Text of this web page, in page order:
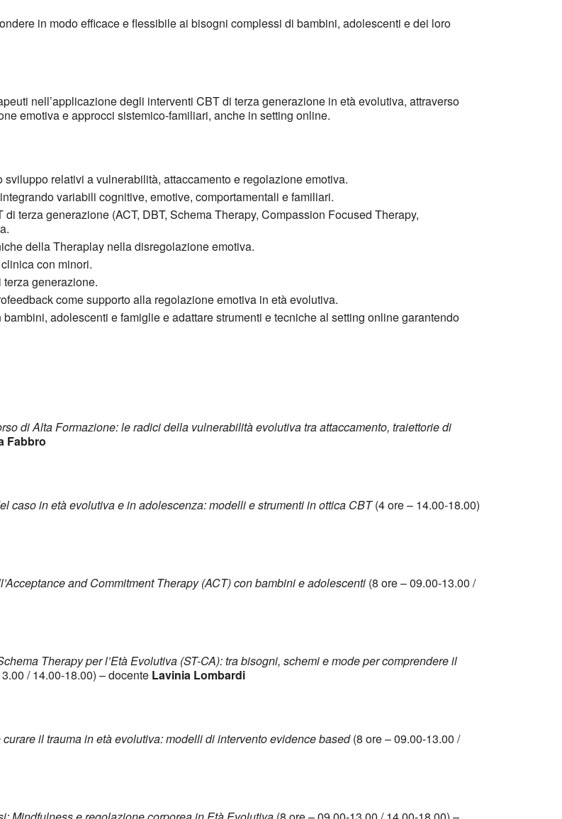
in modo efficace e flessibile ai bisogni complessi di bambini, adolescenti e dei loro
nell’applicazione degli interventi CBT di terza generazione in età evolutiva, attraverso
emotiva e approcci sistemico-familiari, anche in setting online.
relativi a vulnerabilità, attaccamento e regolazione emotiva.
variabili cognitive, emotive, comportamentali e familiari.
terza generazione (ACT, DBT, Schema Therapy, Compassion Focused Therapy,
della Theraplay nella disregolazione emotiva.
con minori.
generazione.
come supporto alla regolazione emotiva in età evolutiva.
adolescenti e famiglie e adattare strumenti e tecniche al setting online garantendo
di Alta Formazione: le radici della vulnerabilità evolutiva tra attaccamento, traiettorie di
Fabbro
caso in età evolutiva e in adolescenza: modelli e strumenti in ottica CBT(4 ore – 14.00-18.00)
and Commitment Therapy (ACT) con bambini e adolescenti (8 ore – 09.00-13.00 /
Therapy per l’Età Evolutiva (ST-CA): tra bisogni, schemi e mode per comprendere il
/ 14.00-18.00) – docente Lavinia Lombardi
il trauma in età evolutiva: modelli di intervento evidence based(8 ore – 09.00-13.00 /